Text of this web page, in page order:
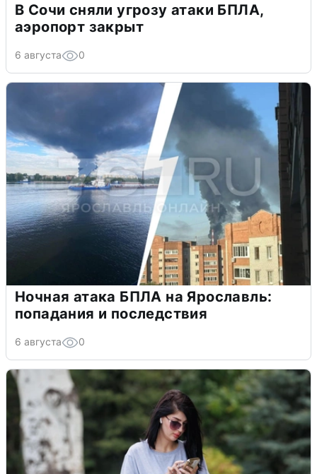
В Сочи сняли угрозу атаки БПЛА,
аэропорт закрыт
6 августа 0
Ночная атака БПЛА на Ярославль:
попадания и последствия
6 августа 0